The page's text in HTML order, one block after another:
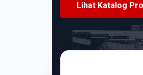
Lihat Katalog